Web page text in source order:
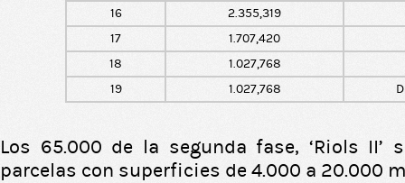
16
2.355,319
17
1.707,420
18
1.027,768
19
1.027,768
Los 65.000 de la segunda fase, ‘Riols II’
parcelas con superficies de 4.000 a 20.000